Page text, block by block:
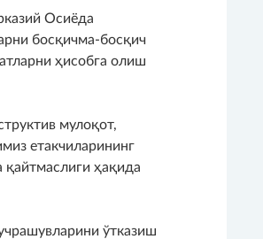
Осиёда
босқичма-босқич
ҳисобга олиш
мулоқот,
етакчиларининг
ҳақида
ўтказиш